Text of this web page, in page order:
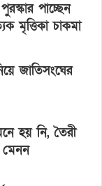
পাচ্ছেন
মৃত্তিকা চাকমা
জাতিসংঘের
হয় নি, তৈরী
মেনন